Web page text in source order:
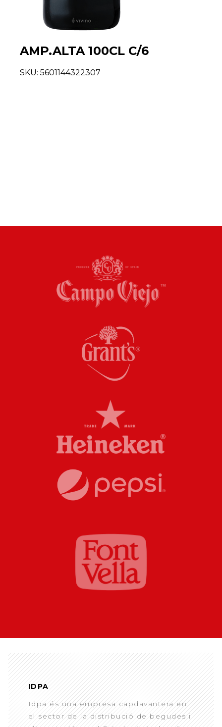
AMP.ALTA 100CL C/6
SKU: 5601144322307
IDPA
Idpa és una empresa capdavantera en
el sector de la distribució de begudes i